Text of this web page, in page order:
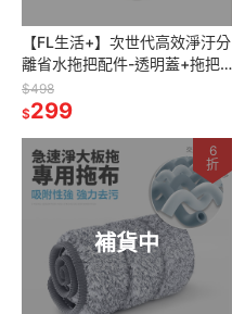
【FL生活+】次世代高效淨汙分
離省水拖把配件-透明蓋+拖把
旋轉鈕
$498
$299
補貨中
6
折